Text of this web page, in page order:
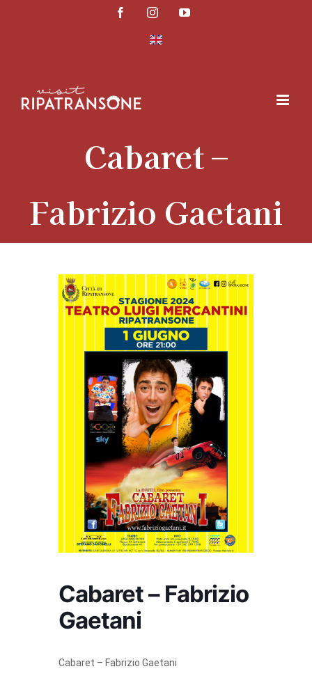
FacebookInstagramYouTube
Cabaret –
Fabrizio Gaetani
Cabaret – Fabrizio
Gaetani
Cabaret – Fabrizio Gaetani